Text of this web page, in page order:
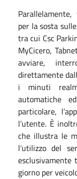
per la sosta
tra cui Csc
MyCicero,
avviare,
direttamente
i minuti
automatiche
particolare,
l’utente. È
che illustra le
l’utilizzo del
giorno per